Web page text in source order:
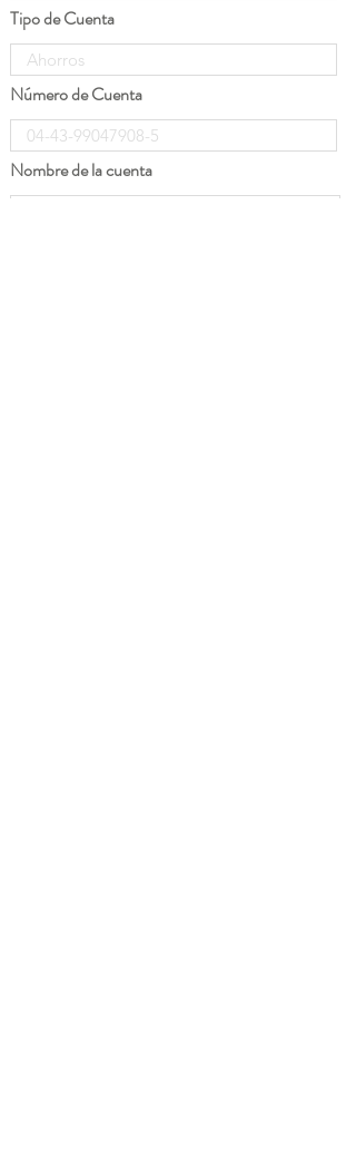
Tipo de Cuenta
Número de Cuenta
Nombre de la cuenta